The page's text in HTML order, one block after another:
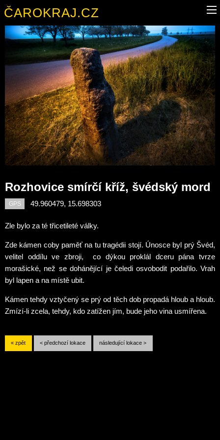
ČAROKRAJ.CZ
Rozhovice smírčí kříž, švédský mord
GPS 49.960479, 15.698303
Zle bylo za té třicetileté války.
Zde kámen coby paměť na tu tragédii stojí. Únosce byl prý Švéd,
velitel oddílu ve zbroji, co dýkou proklál dceru pána tvrze
morašické, než se dohánějící je čeledi osvobodit podařilo. Vrah
byl lapen a na místě ubit.
Kámen tehdy vztyčený se prý od těch dob propadá hloub a hloub.
Zmízí-li zcela, tehdy, kdo zatížen jím, bude jeho vina usmířena.
« zpět < předchozí lokace následující lokace >